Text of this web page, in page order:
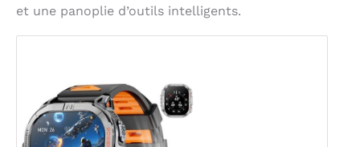
et une panoplie d’outils intelligents.